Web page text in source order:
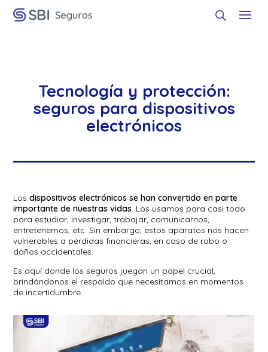
Tecnología y protección:
seguros para dispositivos
electrónicos
Losdispositivos electrónicos se han convertido en parte
importante de nuestras vidas. Los usamos para casi todo:
para estudiar, investigar, trabajar, comunicarnos,
entretenernos, etc. Sin embargo, estos aparatos nos hacen
vulnerables a pérdidas financieras, en caso de robo o
daños accidentales.
Es aquí donde los seguros juegan un papel crucial,
brindándonos el respaldo que necesitamos en momentos
de incertidumbre.